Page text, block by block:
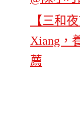
【三和
Xiang，
薦